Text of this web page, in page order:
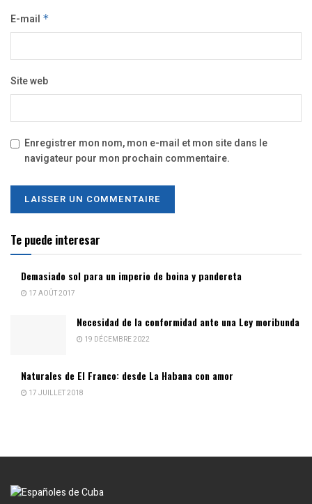
E-mail *
Site web
Enregistrer mon nom, mon e-mail et mon site dans le
navigateur pour mon prochain commentaire.
Te puede interesar
Demasiado sol para un imperio de boina y pandereta
17 AOÛT 2017
Necesidad de la conformidad ante una Ley moribunda
19 DÉCEMBRE 2022
Naturales de El Franco: desde La Habana con amor
17 JUILLET 2018